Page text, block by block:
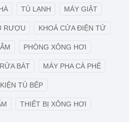
TỦ LẠNH MÁY GIẶT
RƯỢU KHOÁ CỬA ĐIỆN TỬ
PHÒNG XÔNG HƠI
BÁT MÁY PHA CÀ PHÊ
TỦ BẾP
THIẾT BỊ XÔNG HƠI